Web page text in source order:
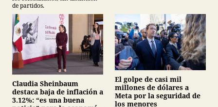
de partidos.
Claudia Sheinbaum
destaca baja de inflación a
3.12%: “es una buena
El golpe de casi mil
millones de dólares a
Meta por la seguridad de
los menores